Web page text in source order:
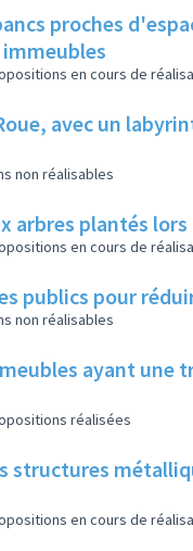
proches
en cours de
avec un
non réalisables
arbres plantés
en cours de
publics pour
non réalisables
ayant une
réalisées
structures
en cours de